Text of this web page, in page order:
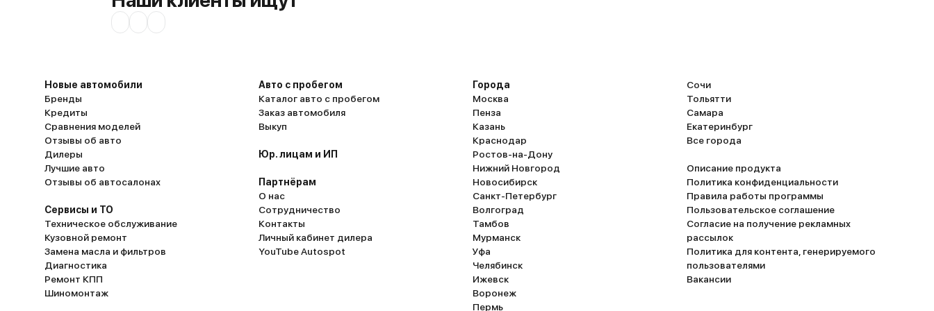
Новые автомобили
Бренды
Кредиты
Сравнения моделей
Отзывы об авто
Дилеры
Лучшие авто
Отзывы об автосалонах
Сервисы и ТО
Техническое обслуживание
Кузовной ремонт
Замена масла и фильтров
Диагностика
Ремонт КПП
Шиномонтаж
Авто с пробегом
Каталог авто с пробегом
Заказ автомобиля
Выкуп
Юр. лицам и ИП
Партнёрам
О нас
Сотрудничество
Контакты
Личный кабинет дилера
YouTube Autospot
Города
Москва
Пенза
Казань
Краснодар
Ростов-на-Дону
Нижний Новгород
Новосибирск
Санкт-Петербург
Волгоград
Тамбов
Мурманск
Уфа
Челябинск
Ижевск
Воронеж
Пермь
Сочи
Тольятти
Самара
Екатеринбург
Все города
Описание продукта
Политика конфиденциальности
Правила работы программы
Пользовательское соглашение
Согласие на получение рекламных
рассылок
Политика для контента, генерируемого
пользователями
Вакансии